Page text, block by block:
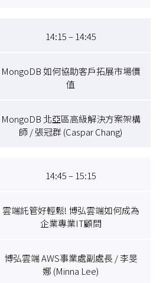
14:15 – 14:45
MongoDB 如何協助客戶拓展市場價
值
MongoDB 北亞區高級解決方案架構
師 / 張冠群 (Caspar Chang)
14:45 – 15:15
雲端託管好輕鬆! 博弘雲端如何成為
企業專業IT顧問
博弘雲端 AWS事業處副處長 / 李旻
娜 (Minna Lee)